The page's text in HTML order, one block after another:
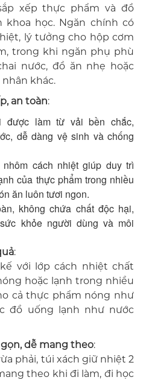
xếp thực phẩm và đồ
khoa học. Ngăn chính có
lý tưởng cho hộp cơm
trong khi ngăn phụ phù
nước, đồ ăn nhẹ hoặc
khác.
an toàn:
được làm từ vải bền chắc,
dễ dàng vệ sinh và chống
cách nhiệt giúp duy trì
của thực phẩm trong nhiều
ăn luôn tươi ngon.
không chứa chất độc hại,
khỏe người dùng và môi
:
với lớp cách nhiệt chất
hoặc lạnh trong nhiều
cả thực phẩm nóng như
đồ uống lạnh như nước
dễ mang theo:
phải, túi xách giữ nhiệt 2
theo khi đi làm, đi học